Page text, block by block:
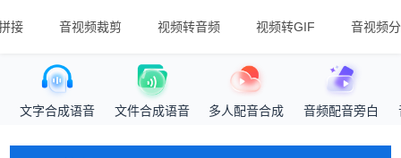
接 音视频裁剪 视频转音频 视频转GIF 音视频
文字合成语音 文件合成语音 多人配音合成 音频配音旁白